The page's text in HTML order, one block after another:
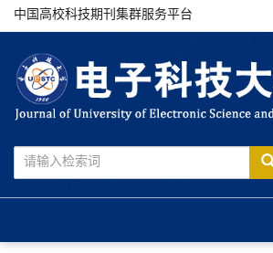
中国高校科技期刊集群服务平台